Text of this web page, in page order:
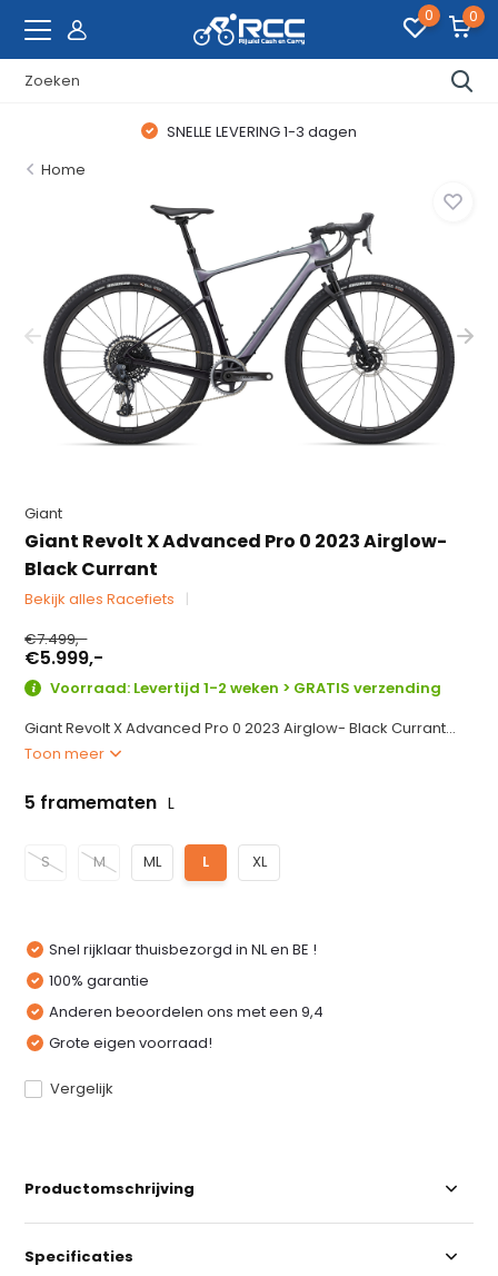
0 0
SNELLE LEVERING 1-3 dagen
Home
Giant
Giant Revolt X Advanced Pro 0 2023 Airglow-
Black Currant
Bekijk alles Racefiets
€7.499,-
€5.999,-
Voorraad: Levertijd 1-2 weken > GRATIS verzending
Giant Revolt X Advanced Pro 0 2023 Airglow- Black Currant...
Toon meer
5 framematen L
S M ML L XL
Snel rijklaar thuisbezorgd in NL en BE !
100% garantie
Anderen beoordelen ons met een 9,4
Grote eigen voorraad!
Vergelijk
Productomschrijving
Specificaties